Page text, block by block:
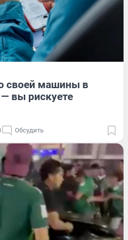
своей машины в
вы рискуете
Обсудить